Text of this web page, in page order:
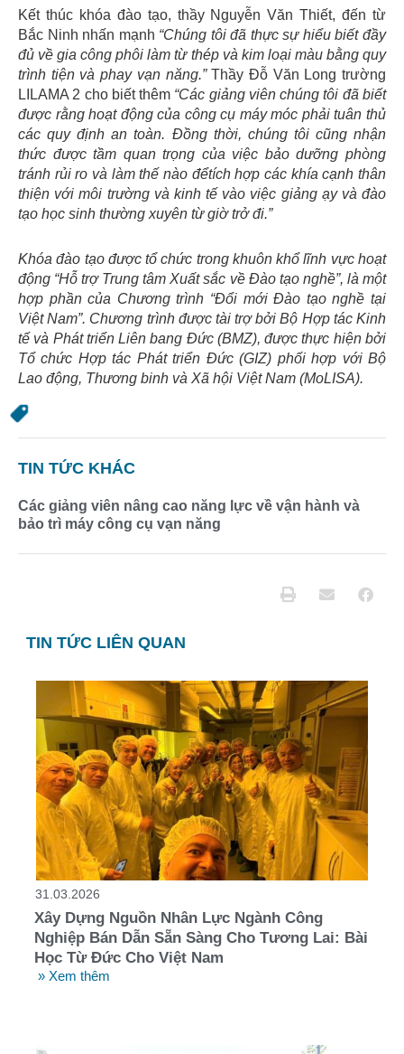
Kết thúc khóa đào tạo, thầy Nguyễn Văn Thiết, đến từ
Bắc Ninh nhấn mạnh “Chúng tôi đã thực sự hiểu biết đầy
đủ về gia công phôi làm từ thép và kim loại màu bằng quy
trình tiện và phay vạn năng.”Thầy Đỗ Văn Long trường
LILAMA 2 cho biết thêm “Các giảng viên chúng tôi đã biết
được rằng hoạt động của công cụ máy móc phải tuân thủ
các quy định an toàn. Đồng thời, chúng tôi cũng nhận
thức được tầm quan trọng của việc bảo dưỡng phòng
tránh rủi ro và làm thế nào đểtích hợp các khía cạnh thân
thiện với môi trường và kinh tế vào việc giảng ạy và đào
tạo học sinh thường xuyên từ giờ trở đi.”
Khóa đào tạo được tổ chức trong khuôn khổ lĩnh vực hoạt
động “Hỗ trợ Trung tâm Xuất sắc về Đào tạo nghề”, là một
hợp phần của Chương trình “Đổi mới Đào tạo nghề tại
Việt Nam”. Chương trình được tài trợ bởi Bộ Hợp tác Kinh
tế và Phát triển Liên bang Đức (BMZ), được thực hiện bởi
Tổ chức Hợp tác Phát triển Đức (GIZ) phối hợp với Bộ
Lao động, Thương binh và Xã hội Việt Nam (MoLISA).
TIN TỨC KHÁC
Các giảng viên nâng cao năng lực về vận hành và
bảo trì máy công cụ vạn năng
TIN TỨC LIÊN QUAN
31.03.2026
Xây Dựng Nguồn Nhân Lực Ngành Công
Nghiệp Bán Dẫn Sẵn Sàng Cho Tương Lai: Bài
Học Từ Đức Cho Việt Nam
» Xem thêm